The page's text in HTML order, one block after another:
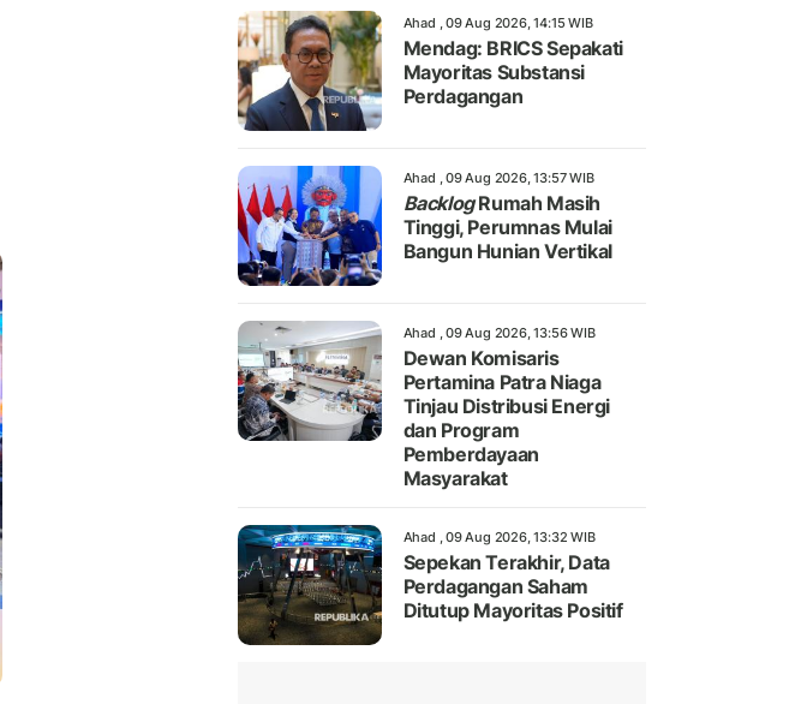
Ahad , 09 Aug 2026, 14:15 WIB
Mendag: BRICS Sepakati
Mayoritas Substansi
Perdagangan
Ahad , 09 Aug 2026, 13:57 WIB
BacklogRumah Masih
Tinggi, Perumnas Mulai
Bangun Hunian Vertikal
Ahad , 09 Aug 2026, 13:56 WIB
Dewan Komisaris
Pertamina Patra Niaga
Tinjau Distribusi Energi
dan Program
Pemberdayaan
Masyarakat
Ahad , 09 Aug 2026, 13:32 WIB
Sepekan Terakhir, Data
Perdagangan Saham
Ditutup Mayoritas Positif